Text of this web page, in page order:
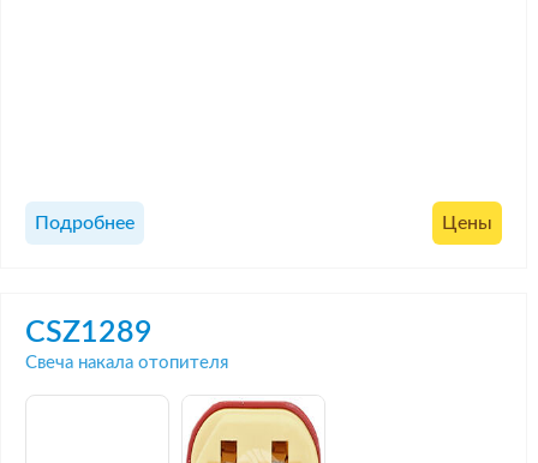
Подробнее Цены
CSZ1289
Свеча накала отопителя